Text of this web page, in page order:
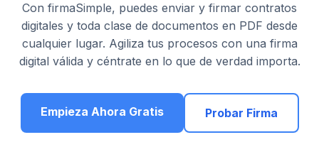
Con firmaSimple, puedes enviar y firmar contratos
digitales y toda clase de documentos en PDF desde
cualquier lugar. Agiliza tus procesos con una firma
digital válida y céntrate en lo que de verdad importa.
Empieza Ahora Gratis Probar Firma